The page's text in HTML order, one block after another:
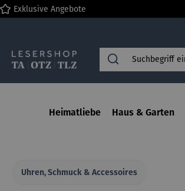
Zur Hauptnavigation springen
Exklusive Angebote
Heimatliebe Haus & Garten
Uhren, Schmuck & Accessoires